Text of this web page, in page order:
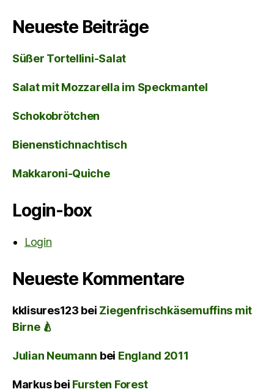
Neueste Beiträge
Süßer Tortellini-Salat
Salat mit Mozzarella im Speckmantel
Schokobrötchen
Bienenstichnachtisch
Makkaroni-Quiche
Login-box
Login
Neueste Kommentare
kklisures123 bei Ziegenfrischkäsemuffins mit
Birne 🍐
Julian Neumann bei England 2011
Markusbei Fursten Forest